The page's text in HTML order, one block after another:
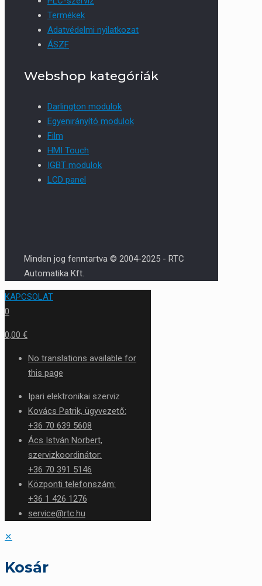
Termékek
Adatvédelmi nyilatkozat
ÁSZF
Webshop kategóriák
Darlington modulok
Egyenirányító modulok
Film
HMI Touch
IGBT modulok
LCD panel
Minden jog fenntartva © 2004-2025 - RTC
Automatika Kft.
KAPCSOLAT
0
0,00 €
No translations available for
this page
Ipari elektronikai szerviz
Kovács Patrik, ügyvezető:
+36 70 639 5608
Ács István Norbert,
szervizkoordinátor:
+36 70 391 5146
Központi telefonszám:
+36 1 426 1276
service@rtc.hu
✕
Kosár